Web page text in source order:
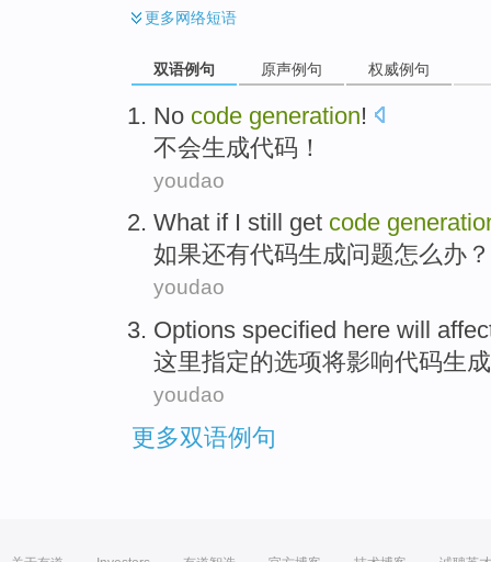
更多网络短语
双语例句 原声例句 权威例句
No code generation!
不会生成代码 ！
youdao
What ifI still get code
如果还有代码生成问题怎么办？
youdao
Options specified here will
这里指定的选项将影响代码生成
youdao
更多双语例句